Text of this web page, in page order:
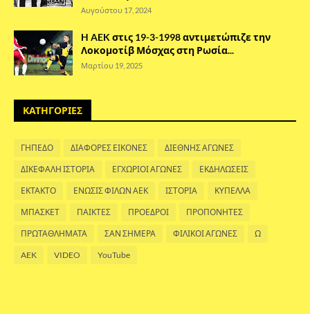
Αυγούστου 17, 2024
H AEK στις 19-3-1998 αντιμετώπιζε την
Λοκομοτίβ Μόσχας στη Ρωσία...
Μαρτίου 19, 2025
ΚΑΤΗΓΟΡΙΕΣ
ΓΗΠΕΔΟ ΔΙΑΦΟΡΕΣ ΕΙΚΟΝΕΣ ΔΙΕΘΝΗΣ ΑΓΩΝΕΣ
ΔΙΚΕΦΑΛΗ ΙΣΤΟΡΙΑ ΕΓΧΩΡΙΟΙ ΑΓΩΝΕΣ ΕΚΔΗΛΩΣΕΙΣ
ΕΚΤΑΚΤΟ ΕΝΩΣΙΣ ΦΙΛΩΝ ΑΕΚ ΙΣΤΟΡΙΑ ΚΥΠΕΛΛΑ
ΜΠΑΣΚΕΤ ΠΑΙΚΤΕΣ ΠΡΟΕΔΡΟΙ ΠΡΟΠΟΝΗΤΕΣ
ΠΡΩΤΑΘΛΗΜΑΤΑ ΣΑΝ ΣΗΜΕΡΑ ΦΙΛΙΚΟΙ ΑΓΩΝΕΣ Ω
AEK VIDEO YouTube